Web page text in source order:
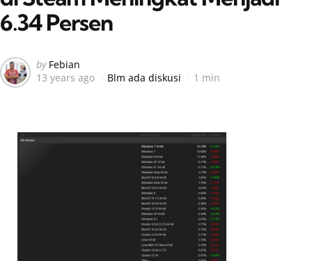
6.34 Persen
Posted
by
by Febian
13 years ago
Blm ada diskusi 1 min